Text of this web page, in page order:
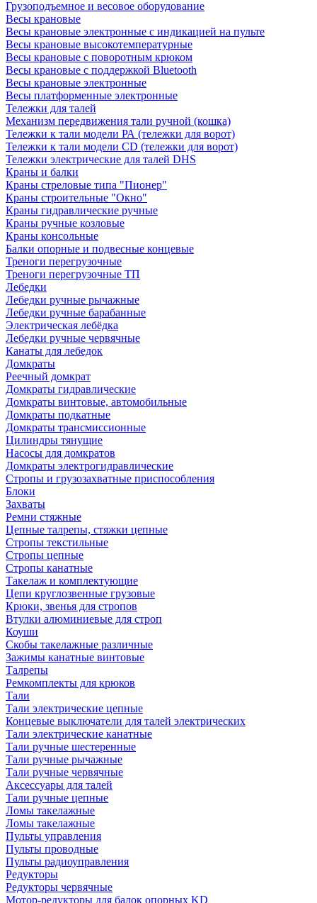
Грузоподъемное и весовое оборудование
Весы крановые
Весы крановые электронные с индикацией на пульте
Весы крановые высокотемпературные
Весы крановые с поворотным крюком
Весы крановые с поддержкой Bluetooth
Весы крановые электронные
Весы платформенные электронные
Тележки для талей
Механизм передвижения тали ручной (кошка)
Тележки к тали модели РА (тележки для ворот)
Тележки к тали модели CD (тележки для ворот)
Тележки электрические для талей DHS
Краны и балки
Краны стреловые типа "Пионер"
Краны строительные "Окно"
Краны гидравлические ручные
Краны ручные козловые
Краны консольные
Балки опорные и подвесные концевые
Треноги перегрузочные
Треноги перегрузочные ТП
Лебедки
Лебедки ручные рычажные
Лебедки ручные барабанные
Электрическая лебёдка
Лебедки ручные червячные
Канаты для лебедок
Домкраты
Реечный домкрат
Домкраты гидравлические
Домкраты винтовые, автомобильные
Домкраты подкатные
Домкраты трансмиссионные
Цилиндры тянущие
Насосы для домкратов
Домкраты электрогидравлические
Стропы и грузозахватные приспособления
Блоки
Захваты
Ремни стяжные
Цепные талрепы, стяжки цепные
Стропы текстильные
Стропы цепные
Стропы канатные
Такелаж и комплектующие
Цепи круглозвенные грузовые
Крюки, звенья для стропов
Втулки алюминиевые для строп
Коуши
Скобы такелажные различные
Зажимы канатные винтовые
Талрепы
Ремкомплекты для крюков
Тали
Тали электрические цепные
Концевые выключатели для талей электрических
Тали электрические канатные
Тали ручные шестеренные
Тали ручные рычажные
Тали ручные червячные
Аксессуары для талей
Тали ручные цепные
Ломы такелажные
Ломы такелажные
Пульты управления
Пульты проводные
Пульты радиоуправления
Редукторы
Редукторы червячные
Мотор-редукторы для балок опорных KD